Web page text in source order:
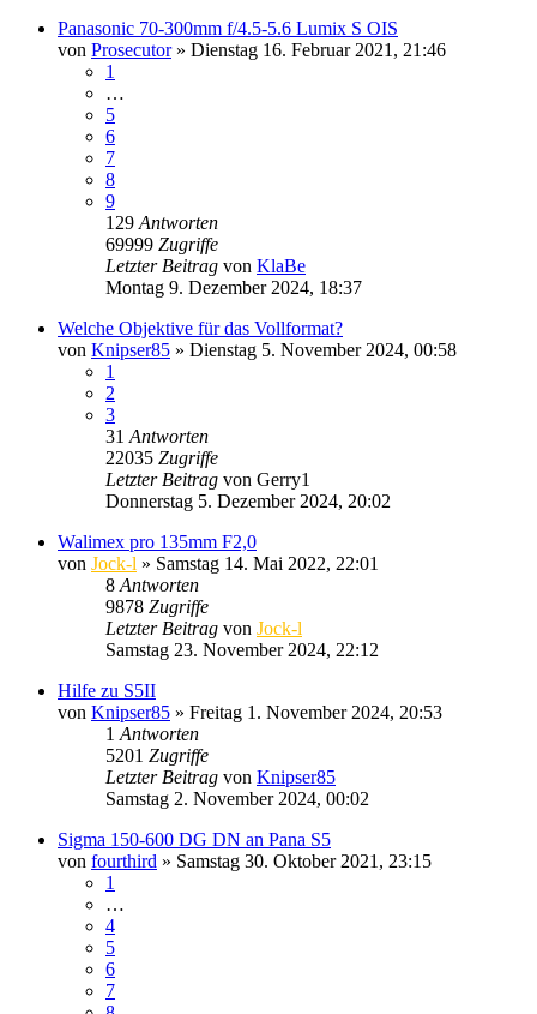
Panasonic 70-300mm f/4.5-5.6 Lumix S OIS
von Prosecutor» Dienstag 16. Februar 2021, 21:46
1
…
5
6
7
8
9
129 Antworten
69999 Zugriffe
Letzter Beitrag von KlaBe
Montag 9. Dezember 2024, 18:37
Welche Objektive für das Vollformat?
von Knipser85 » Dienstag 5. November 2024, 00:58
1
2
3
31 Antworten
22035 Zugriffe
Letzter Beitrag von Gerry1
Donnerstag 5. Dezember 2024, 20:02
Walimex pro 135mm F2,0
von Jock-l » Samstag 14. Mai 2022, 22:01
8 Antworten
9878 Zugriffe
Letzter Beitrag von Jock-l
Samstag 23. November 2024, 22:12
Hilfe zu S5II
von Knipser85 » Freitag 1. November 2024, 20:53
1 Antworten
5201 Zugriffe
Letzter Beitrag von Knipser85
Samstag 2. November 2024, 00:02
Sigma 150-600 DG DN an Pana S5
von fourthird » Samstag 30. Oktober 2021, 23:15
1
…
4
5
6
7